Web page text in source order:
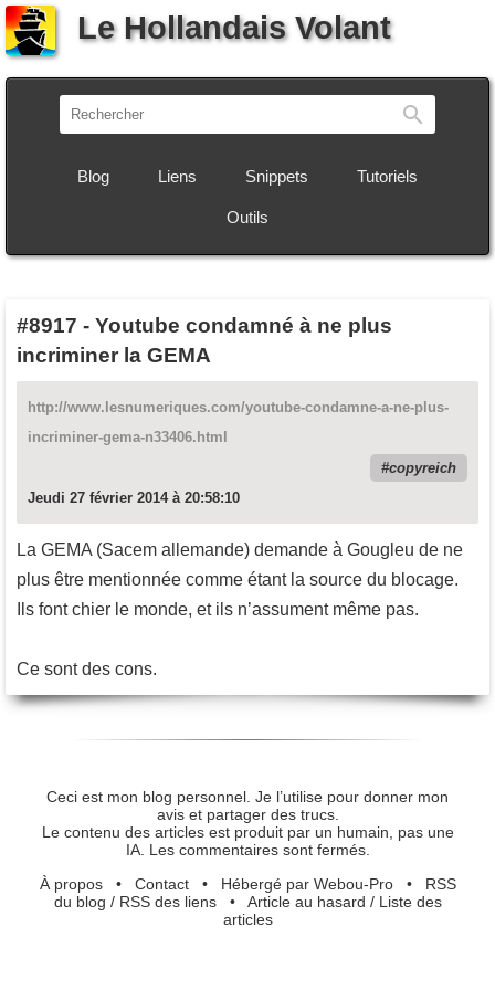
Le Hollandais Volant
Blog Liens Snippets Tutoriels
Outils
#8917 - Youtube condamné à ne plus
incriminer la GEMA
http://www.lesnumeriques.com/youtube-condamne-a-ne-plus-
incriminer-gema-n33406.html
copyreich
Jeudi 27 février 2014 à 20:58:10
La GEMA (Sacem allemande) demande à Gougleu de ne
plus être mentionnée comme étant la source du blocage.
Ils font chier le monde, et ils n’assument même pas.
Ce sont des cons.
Ceci est mon blog personnel. Je l’utilise pour donner mon
avis et partager des trucs.
Le contenu des articles est produit par un humain, pas une
IA. Les commentaires sont fermés.
À propos• Contact• Hébergé par Webou-Pro• RSS
du blog / RSS des liens• Article au hasard / Liste des
articles